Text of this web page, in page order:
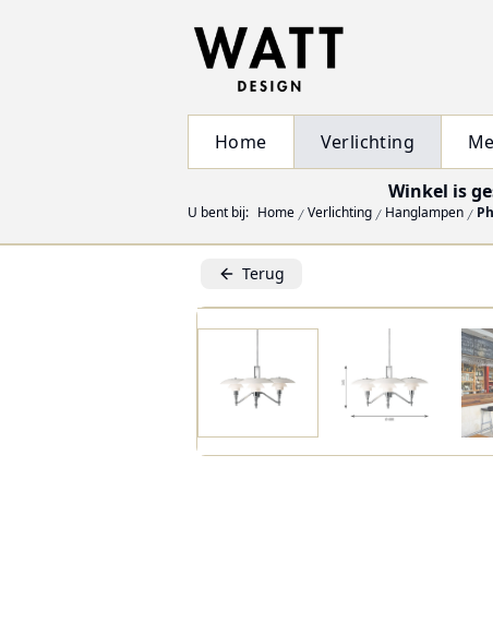
Home Verlichting
Winkel is
U bent bij: Home Verlichting Hanglampen
Terug